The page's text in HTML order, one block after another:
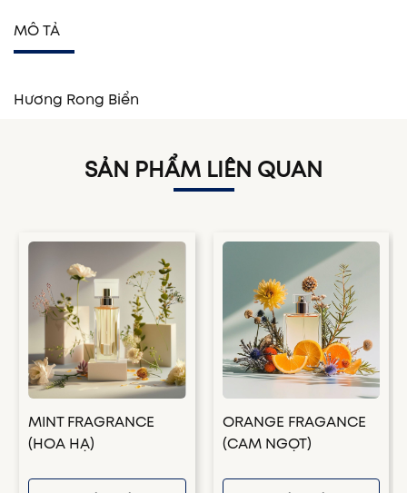
MÔ TẢ
Hương Rong Biển
SẢN PHẨM LIÊN QUAN
MINT FRAGRANCE
(HOA HẠ)
ORANGE FRAGANCE
(CAM NGỌT)